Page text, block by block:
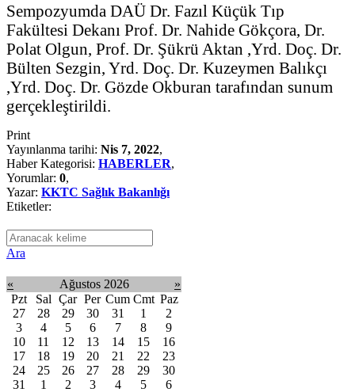
Sempozyumda DAÜ Dr. Fazıl Küçük Tıp
Fakültesi Dekanı Prof. Dr. Nahide Gökçora, Dr.
Polat Olgun, Prof. Dr. Şükrü Aktan ,Yrd. Doç. Dr.
Bülten Sezgin, Yrd. Doç. Dr. Kuzeymen Balıkçı
,Yrd. Doç. Dr. Gözde Okburan tarafından sunum
gerçekleştirildi.
Print
Yayınlanma tarihi: Nis 7, 2022,
Haber Kategorisi: HABERLER,
Yorumlar: 0,
Yazar: KKTC Sağlık Bakanlığı
Etiketler:
Ara
« Ağustos 2026
»
Pzt
Sal Çar Per Cum Cmt Paz
27
28 29 30 31 1
2
3
4 5 6 7 8
9
10
11 12 13 14 15
16
17
18 19 20 21 22
23
24
25 26 27 28 29
30
31
1 2 3 4 5 6